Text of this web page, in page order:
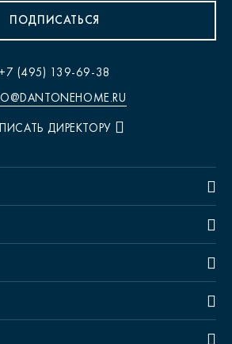
ПОДПИСАТЬСЯ
+7 (495) 139-69-38
ДИРЕКТОРУ